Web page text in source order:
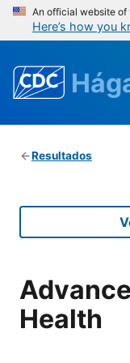
An official website of
Here’s how you
Resultados
Health